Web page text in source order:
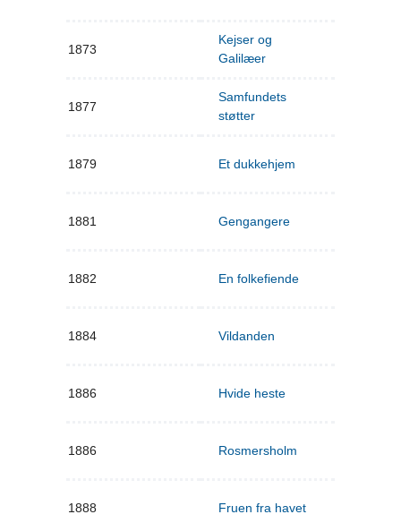
1873
Kejser og
Galilæer
1877
Samfundets
støtter
1879 Et dukkehjem
1881 Gengangere
1882 En folkefiende
1884 Vildanden
1886 Hvide heste
1886 Rosmersholm
1888 Fruen fra havet